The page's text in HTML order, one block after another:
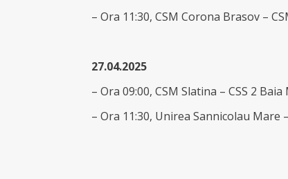
– Ora 11:30, CSM Corona Brasov –
27.04.2025
– Ora 09:00, CSM Slatina – CSS 2 Baia
– Ora 11:30, Unirea Sannicolau Mare